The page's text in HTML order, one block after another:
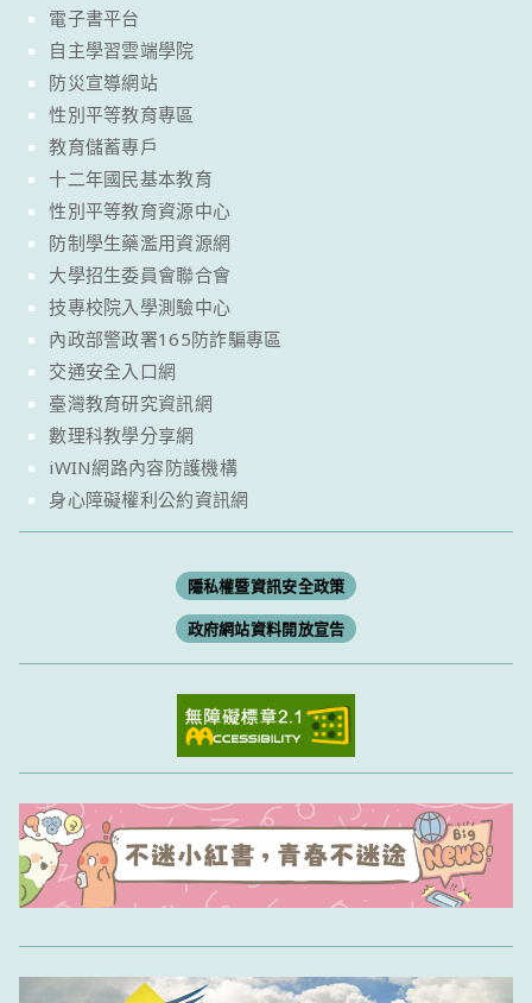
電子書平台
自主學習雲端學院
防災宣導網站
性別平等教育專區
教育儲蓄專戶
十二年國民基本教育
性別平等教育資源中心
防制學生藥濫用資源網
大學招生委員會聯合會
技專校院入學測驗中心
內政部警政署165防詐騙專區
交通安全入口網
臺灣教育研究資訊網
數理科教學分享網
iWIN網路內容防護機構
身心障礙權利公約資訊網
隱私權暨資訊安全政策
政府網站資料開放宣告